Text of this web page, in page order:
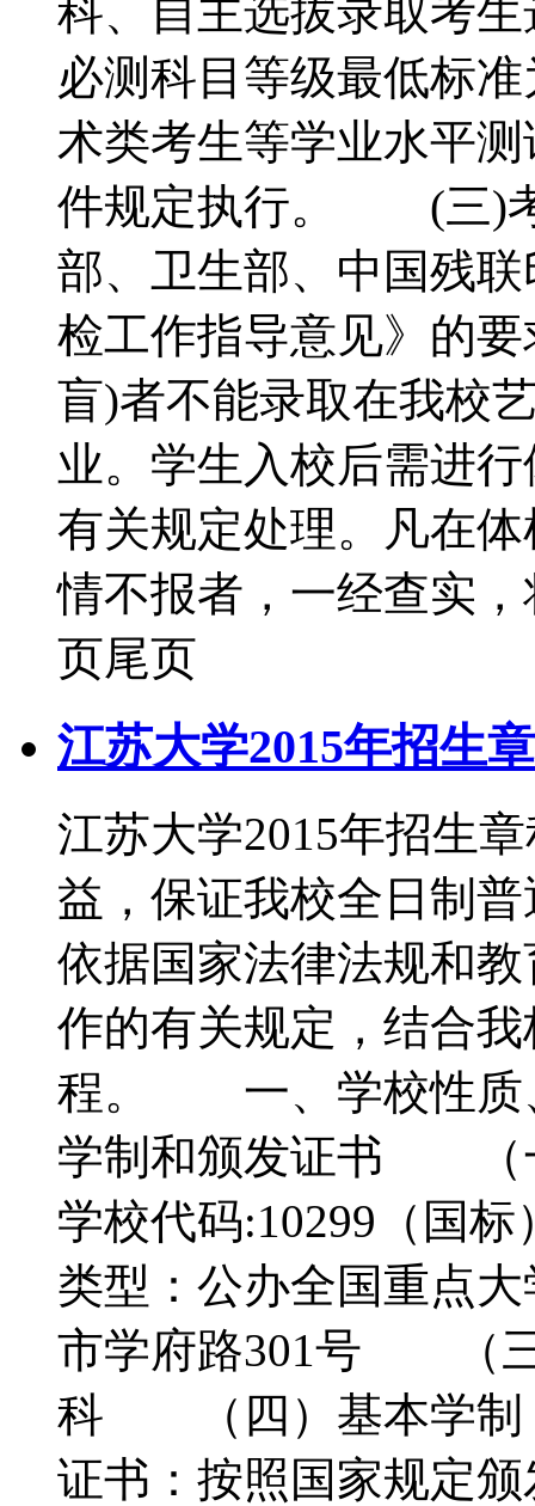
科、自主选拔录取考
必测科目等级最低标
术类考生等学业水平
件规定执行。 (三)考
部、卫生部、中国残
检工作指导意见》的
盲)者不能录取在我校
业。学生入校后需进
有关规定处理。凡在
情不报者，一经查实
页尾页
江苏大学2015年招生
江苏大学2015年招
益，保证我校全日制
依据国家法律法规和
作的有关规定，结合
程。 一、学校性质
学制和颁发证书
学校代码:10299（国
类型：公办全国重点
市学府路301号 （三
科 （四）基本学制
证书：按照国家规定